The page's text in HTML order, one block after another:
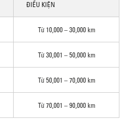
ĐIỀU KIỆN
Từ 10,000 – 30,000 km
Từ 30,001 – 50,000 km
Từ 50,001 – 70,000 km
Từ 70,001 – 90,000 km